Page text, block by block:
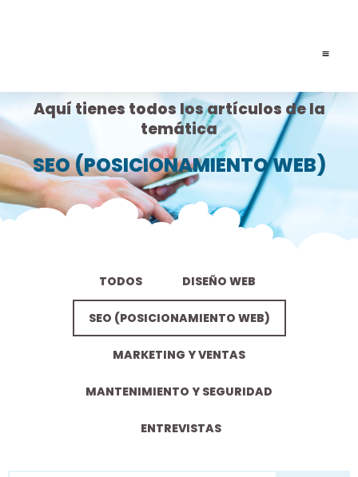
Aquí tienes todos los artículos de la
temática
SEO (POSICIONAMIENTO WEB)
TODOS DISEÑO WEB
SEO (POSICIONAMIENTO WEB)
MARKETING Y VENTAS
MANTENIMIENTO Y SEGURIDAD
ENTREVISTAS